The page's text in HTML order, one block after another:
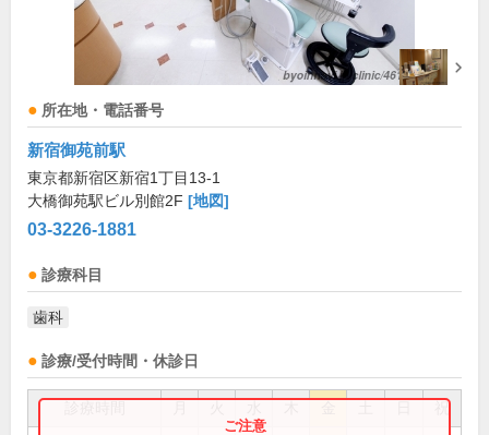
所在地・電話番号
新宿御苑前駅
東京都新宿区新宿1丁目13-1
大橋御苑駅ビル別館2F [地図]
03-3226-1881
診療科目
歯科
診療/受付時間・休診日
祝